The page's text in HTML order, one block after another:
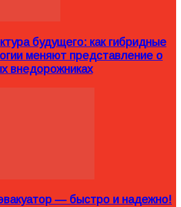
будущего: как гибридные
меняют представление о
внедорожниках
— быстро и надежно!